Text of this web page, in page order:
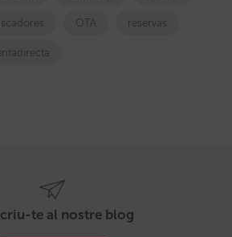
OTA reservas
te al nostre blog